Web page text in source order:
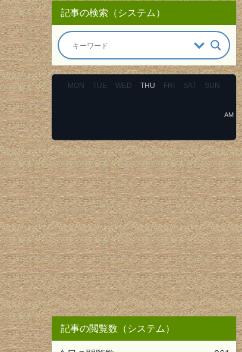
記事の検索（システム）
MON TUE WED THU FRI SAT SUN
AM
記事の閲覧数（システム）